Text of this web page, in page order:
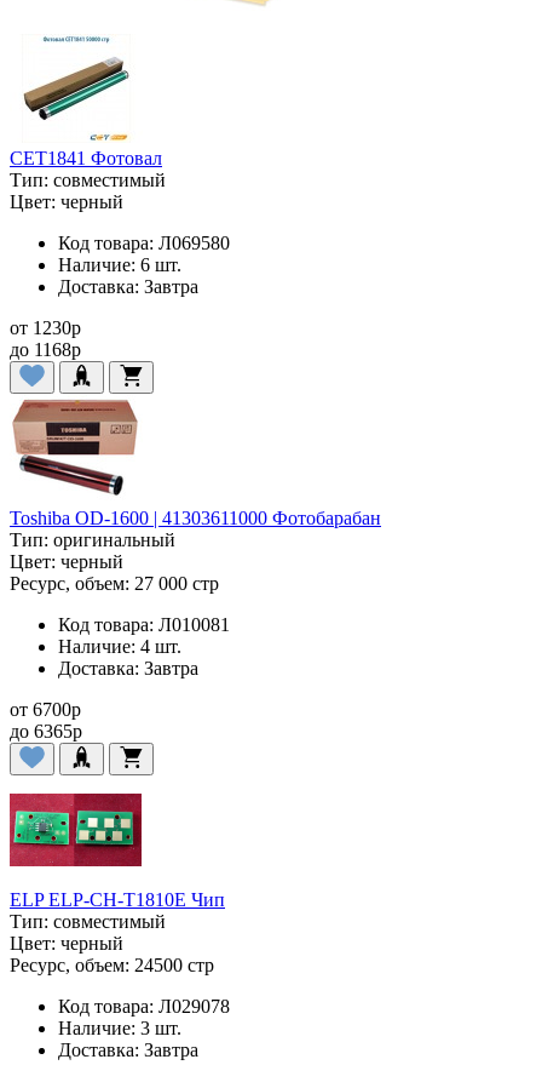
CET1841 Фотовал
Тип: совместимый
Цвет: черный
Код товара: Л069580
Наличие: 6 шт.
Доставка: Завтра
от 1230p
до 1168p
Toshiba OD-1600 | 41303611000 Фотобарабан
Тип: оригинальный
Цвет: черный
Ресурс, объем: 27 000 стр
Код товара: Л010081
Наличие: 4 шт.
Доставка: Завтра
от 6700p
до 6365p
ELP ELP-CH-T1810E Чип
Тип: совместимый
Цвет: черный
Ресурс, объем: 24500 стр
Код товара: Л029078
Наличие: 3 шт.
Доставка: Завтра